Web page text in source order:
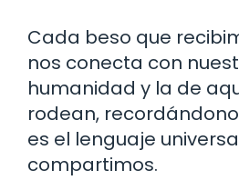
Cada beso que
nos conecta con
humanidad y la de
rodean,
es el lenguaje
compartimos.